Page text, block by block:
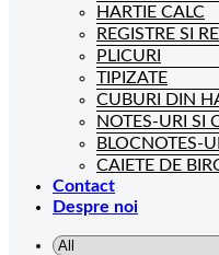
HARTIE CALC
REGISTRE SI
PLICURI
TIPIZATE
CUBURI DIN
NOTES-URI SI
BLOCNOTES-
CAIETE DE
Contact
Despre noi